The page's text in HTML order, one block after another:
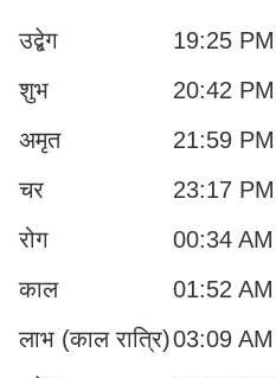
उद्बेग 19:25 PM
शुभ
20:42 PM
अमृत
21:59 PM
चर
23:17 PM
रोग
00:34 AM
काल
01:52 AM
लाभ (काल रात्रि)03:09 AM